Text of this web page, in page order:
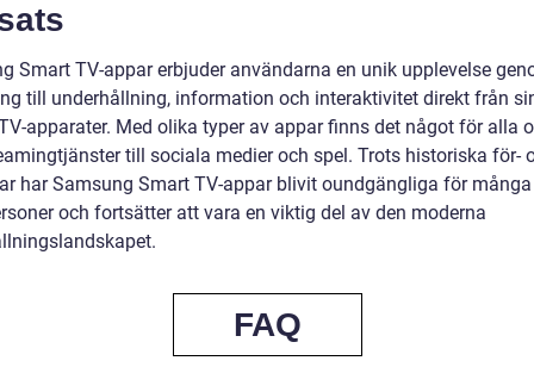
Smart TV-appar erbjuder användarna en unik upplevelse
till underhållning, information och interaktivitet direkt från
apparater. Med olika typer av appar finns det något för alla
till sociala medier och spel. Trots historiska för-
har Samsung Smart TV-appar blivit oundgängliga för många
och fortsätter att vara en viktig del av den moderna
FAQ